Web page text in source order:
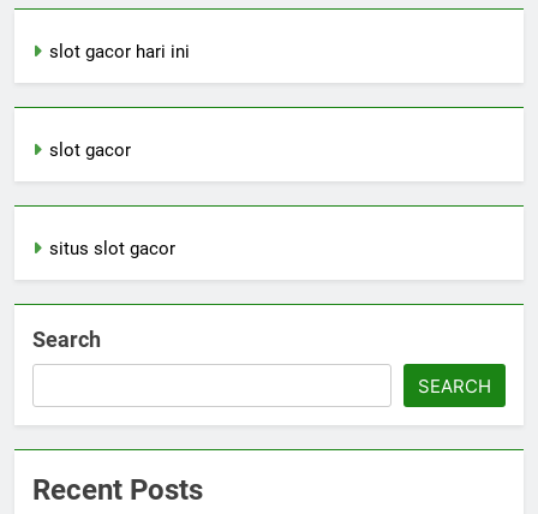
slot gacor hari ini
slot gacor
situs slot gacor
Search
SEARCH
Recent Posts